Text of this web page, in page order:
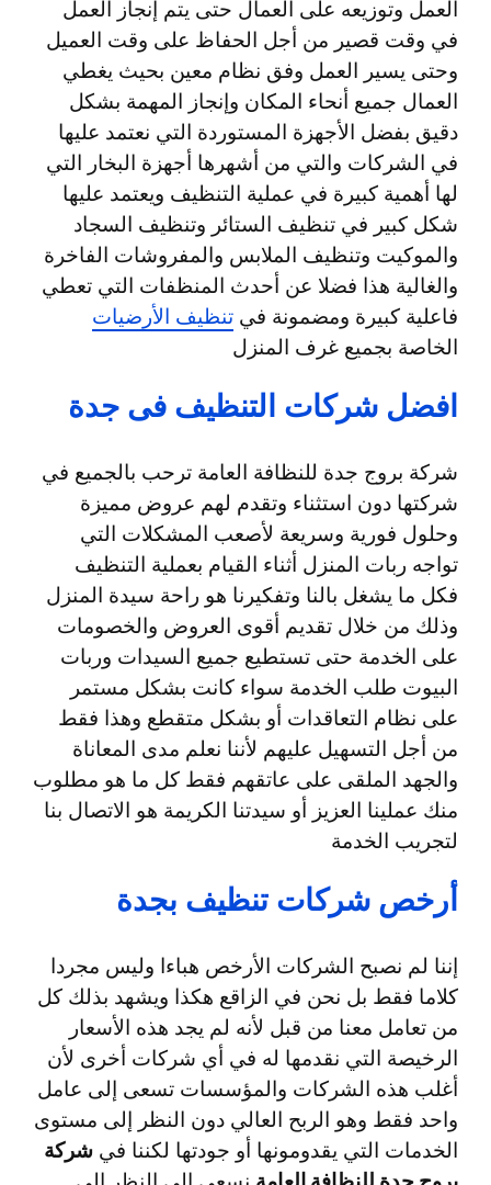
العمل وتوزيعه على العمال حتى يتم إنجاز العمل
في وقت قصير من أجل الحفاظ على وقت العميل
وحتى يسير العمل وفق نظام معين بحيث يغطي
العمال جميع أنحاء المكان وإنجاز المهمة بشكل
دقيق بفضل الأجهزة المستوردة التي نعتمد عليها
في الشركات والتي من أشهرها أجهزة البخار التي
لها أهمية كبيرة في عملية التنظيف ويعتمد عليها
شكل كبير في تنظيف الستائر وتنظيف السجاد
والموكيت وتنظيف الملابس والمفروشات الفاخرة
والغالية هذا فضلا عن أحدث المنظفات التي تعطي
فاعلية كبيرة ومضمونة في تنظيف الأرضيات
الخاصة بجميع غرف المنزل
افضل شركات التنظيف فى جدة
شركة بروج جدة للنظافة العامة ترحب بالجميع في
شركتها دون استثناء وتقدم لهم عروض مميزة
وحلول فورية وسريعة لأصعب المشكلات التي
تواجه ربات المنزل أثناء القيام بعملية التنظيف
فكل ما يشغل بالنا وتفكيرنا هو راحة سيدة المنزل
وذلك من خلال تقديم أقوى العروض والخصومات
على الخدمة حتى تستطيع جميع السيدات وربات
البيوت طلب الخدمة سواء كانت بشكل مستمر
على نظام التعاقدات أو بشكل متقطع وهذا فقط
من أجل التسهيل عليهم لأننا نعلم مدى المعاناة
والجهد الملقى على عاتقهم فقط كل ما هو مطلوب
منك عملينا العزيز أو سيدتنا الكريمة هو الاتصال بنا
لتجريب الخدمة
أرخص شركات تنظيف بجدة
إننا لم نصبح الشركات الأرخص هباءا وليس مجردا
كلاما فقط بل نحن في الزاقع هكذا ويشهد بذلك كل
من تعامل معنا من قبل لأنه لم يجد هذه الأسعار
الرخيصة التي نقدمها له في أي شركات أخرى لأن
أغلب هذه الشركات والمؤسسات تسعى إلى عامل
واحد فقط وهو الربح العالي دون النظر إلى مستوى
الخدمات التي يقدومونها أو جودتها لكننا في شركة